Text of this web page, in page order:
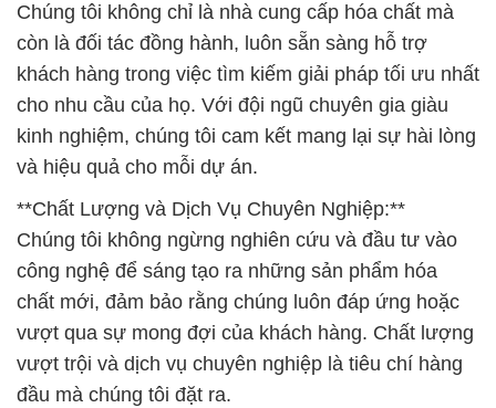
Chúng tôi không chỉ là nhà cung cấp hóa chất mà
còn là đối tác đồng hành, luôn sẵn sàng hỗ trợ
khách hàng trong việc tìm kiếm giải pháp tối ưu nhất
cho nhu cầu của họ. Với đội ngũ chuyên gia giàu
kinh nghiệm, chúng tôi cam kết mang lại sự hài lòng
và hiệu quả cho mỗi dự án.
**Chất Lượng và Dịch Vụ Chuyên Nghiệp:**
Chúng tôi không ngừng nghiên cứu và đầu tư vào
công nghệ để sáng tạo ra những sản phẩm hóa
chất mới, đảm bảo rằng chúng luôn đáp ứng hoặc
vượt qua sự mong đợi của khách hàng. Chất lượng
vượt trội và dịch vụ chuyên nghiệp là tiêu chí hàng
đầu mà chúng tôi đặt ra.